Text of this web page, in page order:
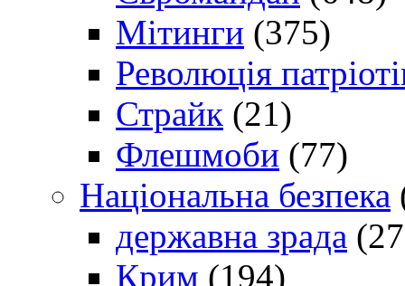
Мітинги (375)
Революція
Страйк (21)
Флешмоби (77)
Національна безпека
державна зрада
Крим (194)